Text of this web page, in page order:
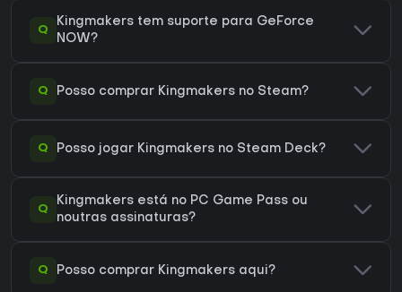
Q
Kingmakers tem suporte para GeForce
NOW?
Q Posso comprar Kingmakers no Steam?
Q Posso jogar Kingmakers no Steam Deck?
Q
Kingmakers está no PC Game Pass ou
noutras assinaturas?
Q Posso comprar Kingmakers aqui?